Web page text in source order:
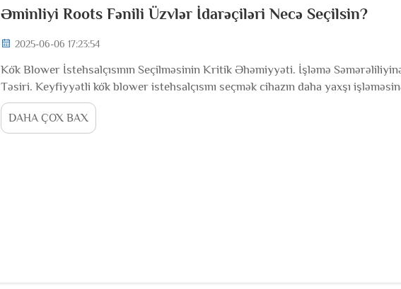
Əminliyi Roots Fənili Üzvlər İdarəçiləri Necə Seçilsin?
2025-06-06 17:23:54
Kök Blower İstehsalçısının Seçilməsinin Kritik Əhəmiyyəti. İşləmə Səmərəliliyinə
Təsiri. Keyfiyyətli kök blower istehsalçısını seçmək cihazın daha yaxşı
uzunömürlülüyünə nail olmaq üçün çox vacibdir. Yaxşı bir istehsalçı, texniki
DAHA ÇOX BAX